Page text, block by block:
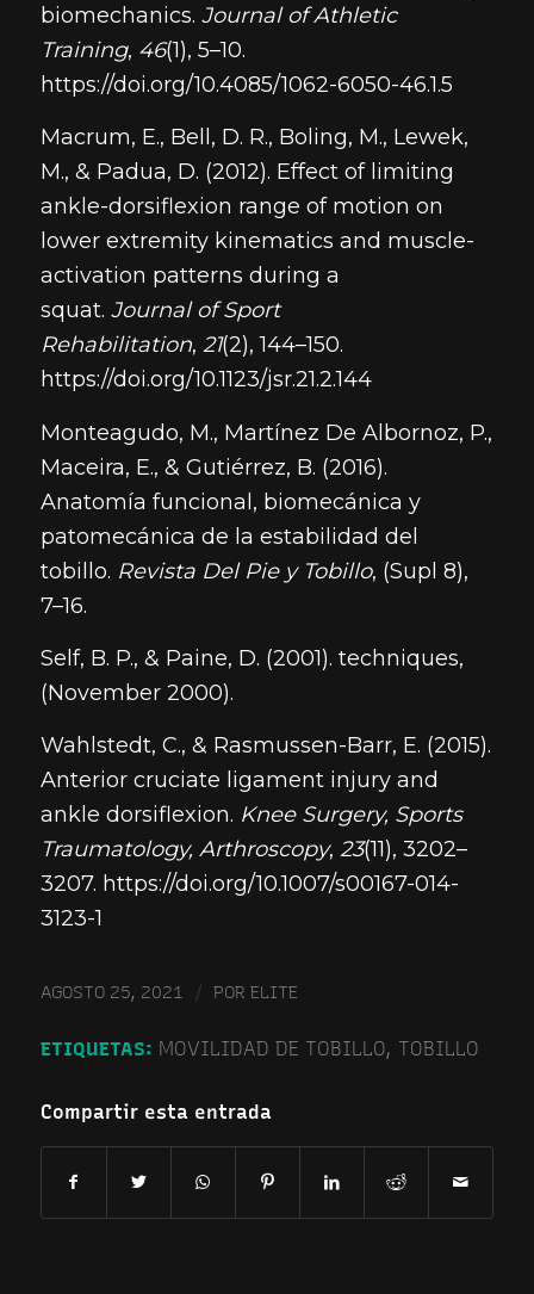
biomechanics. Journal of Athletic
Training, 46(1), 5–10.
https://doi.org/10.4085/1062-6050-46.1.5
Macrum, E., Bell, D. R., Boling, M., Lewek,
M., & Padua, D. (2012). Effect of limiting
ankle-dorsiflexion range of motion on
lower extremity kinematics and muscle-
activation patterns during a
squat. Journal of Sport
Rehabilitation, 21(2), 144–150.
https://doi.org/10.1123/jsr.21.2.144
Monteagudo, M., Martínez De Albornoz, P.,
Maceira, E., & Gutiérrez, B. (2016).
Anatomía funcional, biomecánica y
patomecánica de la estabilidad del
tobillo. Revista Del Pie y Tobillo, (Supl 8),
7–16.
Self, B. P., & Paine, D. (2001). techniques,
(November 2000).
Wahlstedt, C., & Rasmussen-Barr, E. (2015).
Anterior cruciate ligament injury and
ankle dorsiflexion. Knee Surgery, Sports
Traumatology, Arthroscopy, 23(11), 3202–
3207. https://doi.org/10.1007/s00167-014-
3123-1
AGOSTO 25, 2021 / POR ELITE
ETIQUETAS: MOVILIDAD DE TOBILLO, TOBILLO
Compartir esta entrada